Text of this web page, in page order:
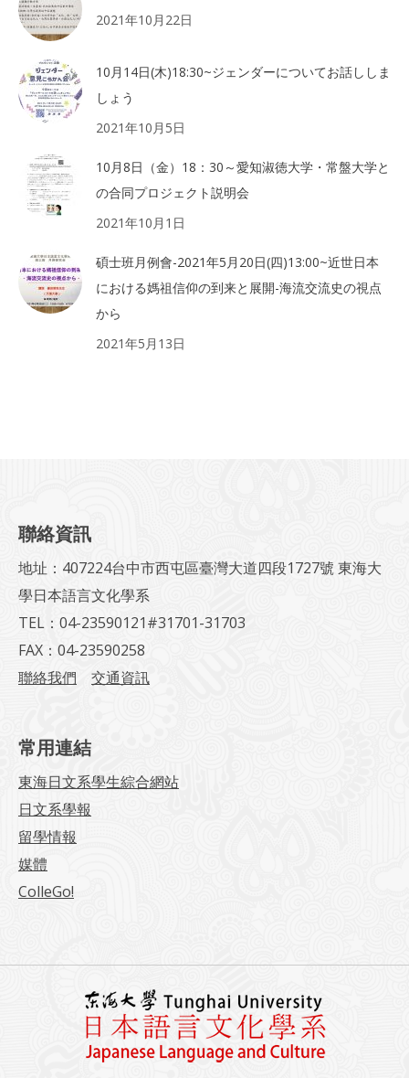
2021年10月22日
10月14日(木)18:30~ジェンダーについてお話ししま
しょう
2021年10月5日
10月8日（金）18：30～愛知淑徳大学・常盤大学と
の合同プロジェクト説明会
2021年10月1日
碩士班月例會-2021年5月20日(四)13:00~近世日本
における媽祖信仰の到来と展開-海流交流史の視点
から
2021年5月13日
聯絡資訊
地址：407224台中市西屯區臺灣大道四段1727號 東海大
學日本語言文化學系
TEL：04-23590121#31701-31703
FAX：04-23590258
聯絡我們
交通資訊
常用連結
東海日文系學生綜合網站
日文系學報
留學情報
媒體
ColleGo!